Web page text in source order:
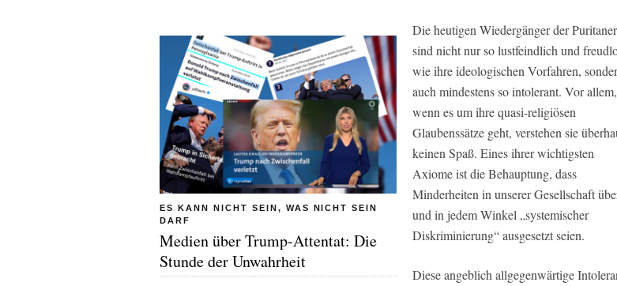
ES KANN NICHT SEIN, WAS NICHT SEIN
DARF
Medien über Trump-Attentat: Die
Stunde der Unwahrheit
Die heutigen Wiedergänger der Puritaner
sind nicht nur so lustfeindlich und
wie ihre ideologischen Vorfahren,
auch mindestens so intolerant. Vor allem,
wenn es um ihre quasi-religiösen
Glaubenssätze geht, verstehen sie
keinen Spaß. Eines ihrer wichtigsten
Axiome ist die Behauptung, dass
Minderheiten in unserer Gesellschaft
und in jedem Winkel „systemischer
Diskriminierung“ ausgesetzt seien.
Diese angeblich allgegenwärtige